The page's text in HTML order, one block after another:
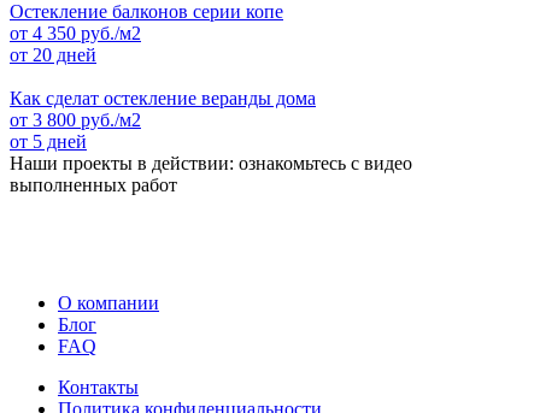
Остекление балконов серии копе
от 4 350 руб./м2
от 20 дней
Как сделат остекление веранды дома
от 3 800 руб./м2
от 5 дней
Наши проекты в действии: ознакомьтесь с видео
выполненных работ
О компании
Блог
FAQ
Контакты
Политика конфиденциальности